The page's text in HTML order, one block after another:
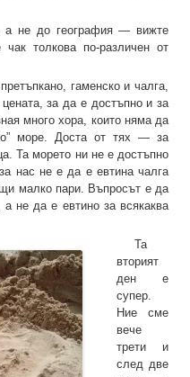
а не до география — вижте
толкова по-различен от
гаменско и чалга,
за да е достъпно и за
много хора, които няма да
море. Доста от тях — за
Та морето ни не е достъпно
нас не е да е евтина чалга
малко пари. Въпросът е да
не да е евтино за всякаква
Та
вторият
ден е
супер.
Ние сме
вече
трети и
след две